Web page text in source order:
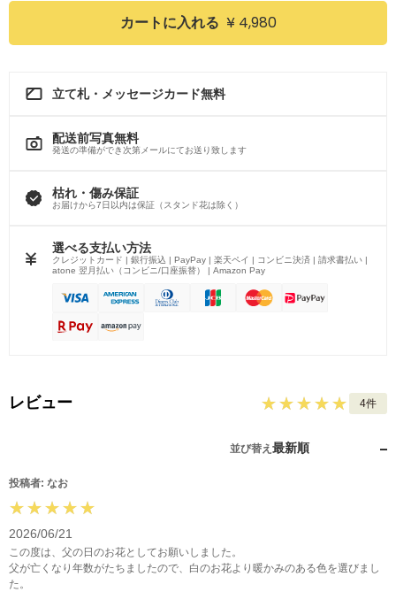
カートに入れる ¥ 4,980
立て札・メッセージカード無料
配送前写真無料
発送の準備ができ次第メールにてお送り致します
枯れ・傷み保証
お届けから7日以内は保証（スタンド花は除く）
選べる支払い方法
クレジットカード | 銀行振込 | PayPay | 楽天ペイ | コンビニ決済 | 請求書払い |
atone 翌月払い（コンビニ/口座振替） | Amazon Pay
レビュー 4件
並び替え 最新順
投稿者: なお
2026/06/21
この度は、父の日のお花としてお願いしました。
父が亡くなり年数がたちましたので、白のお花より暖かみのある色を選びまし
た。